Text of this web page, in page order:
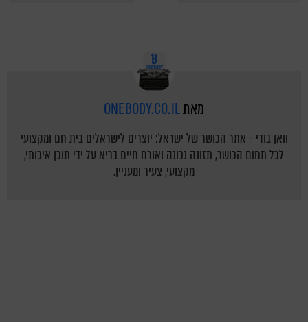
מאתONEBODY.CO.IL
וואן בודי - אתר הכושר של ישראל: יוצרים לישראלים בית חם ומקצועי
לכל תחום הכושר, תזונה נכונה ואורח חיים בריא על ידי תוכן איכותי,
מקצועי, צעיר ומעניין.